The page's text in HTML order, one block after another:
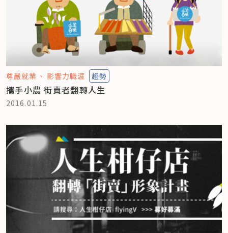
尊嚴就業 影響力職涯 趨勢
攜手小農 街賣者翻轉人生
2016.01.15